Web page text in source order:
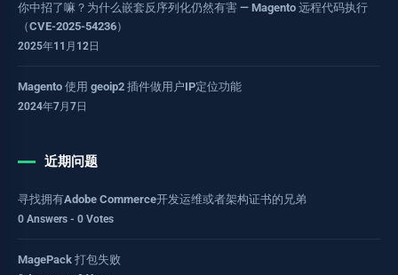
你中招了嘛？为什么嵌套反序列化仍然有害 — Magento 远程代码执行
（CVE-2025-54236）
2025年11月12日
Magento 使用 geoip2 插件做用户IP定位功能
2024年7月7日
近期问题
寻找拥有Adobe Commerce开发运维或者架构证书的兄弟
0 Answers - 0 Votes
MagePack 打包失败